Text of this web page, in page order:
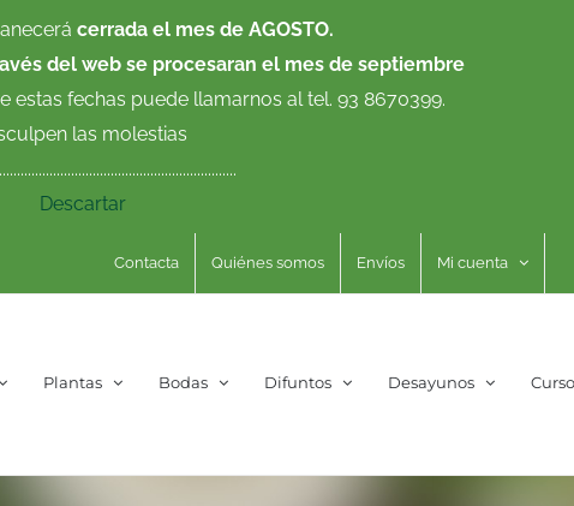
cerrada el mes de AGOSTO.
del web se procesaran el mes de septiembre
estas fechas puede llamarnos al tel. 93 8670399.
las molestias
Descartar
Contacta Quiénes somos Envíos Mi cuenta
Plantas Bodas Difuntos Desayunos